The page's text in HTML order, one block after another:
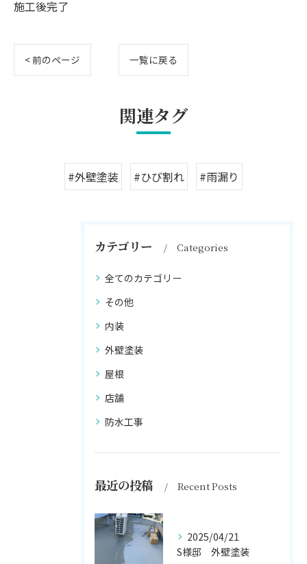
施工後完了
< 前のページ 一覧に戻る
関連タグ
#外壁塗装 #ひび割れ #雨漏り
カテゴリー Categories
全てのカテゴリー
その他
内装
外壁塗装
屋根
店舗
防水工事
最近の投稿 Recent Posts
2025/04/21
S様邸 外壁塗装